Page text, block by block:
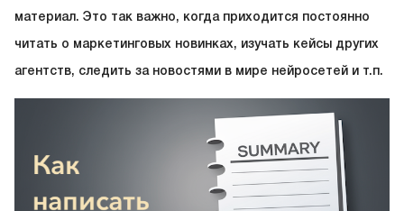
материал. Это так важно, когда приходится постоянно
читать о маркетинговых новинках, изучать кейсы других
агентств, следить за новостями в мире нейросетей и т.п.